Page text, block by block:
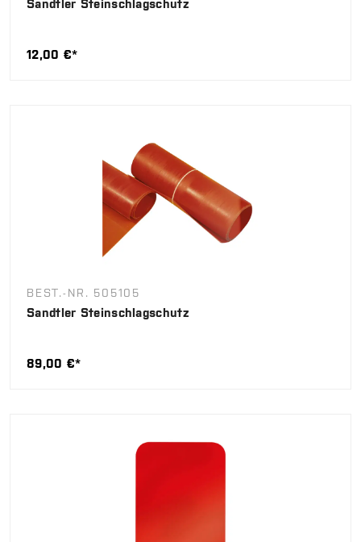
Sandtler Steinschlagschutz
12,00 €*
BEST.-NR. 505105
Sandtler Steinschlagschutz
89,00 €*